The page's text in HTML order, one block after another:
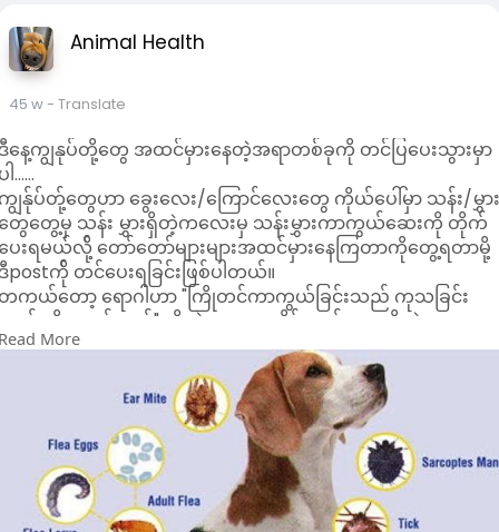
Bag, Charger, Original Box တို့ ပါမလာပါက စျေးနှုန်း
ခိုက်နိုင်တယ်။
🛡️ Warranty / Guarantee
က သက်တမ်းအနည်းဆုံး တစ်လခန့် အာမခံပေးနိုင်သလား
💰 စျေးနှုန်း ကို Compare လုပ်ပါ
Marketplace, Shop, Page များနဲ့ နှိုင်းယှဉ်ပြီး များစွာ
က် မစျေးကြီးအောင်စဉ်းစားပါ။
hand Laptop ဝယ်တဲ့အချိန်မှာ စျေးသာတယ်လို့ပဲ မ
းဖြတ်ကြပါနဲ့။ စွမ်းဆောင်ရည်၊ အသုံးခံမှု၊ အာမခံ စသည်ဖြင့်
ချက်တွေကို စုံစမ်းပြီးမှ ဝယ်သင့်ပါတယ်။
Animal Health
45 w- Translate
နေ့ကျွနုပ်တို့တွေ အထင်မှားနေတဲ့အရာတစ်ခုကို တင်ပြပေးသွားမှာ
ါ......
ျွန်ုပ်တ်ု့တွေဟာ ခွေးလေး/ကြောင်လေးတွေ ကိုယ်ပေါ်မှာ သန်း/မွှာ
ေတွေ့မှ သန်း မွှားရှိတဲ့ကလေးမှ သန်းမွှားကာကွယ်ဆေးကို တိုက်
ေးရမယ်လ်ို့ တော်တော်များများအထင်မှားနေကြတာကိုတွေ့ရတာမို့
postက်ို တင်ပေးရခြင်းဖြစ်ပါတယ်။
ကယ်တော့ ရောဂါဟာ "ကြိုတင်ကာကွယ်ခြင်းသည် ကုသခြင်း
က် ထိရောက်သည်" ဆိုတဲ့စကားအတိုင်း သန်းမွှားမရှိတဲ့ကလေး
ေ ရှိမလာရလေအောင် ကြိုတင်ကာကွယ်သည့်အနေနဲ့ သန်းမွှား
ာကွယ်ဆေးကို တိုက်ပေးသွားရမှာဖြစ်ပါတယ်။
ပီးသားကလေးတွေလည်း ထပ်ပီးမပွားများလာအောင် တိုက်ပေးရ
န်းမွှားကိုက်ခံရခြင်းကြောင့် ချက်ချင်းမသေစေနိုင်ပေမယ့်လည်း
ောဂါဖြစ်လာစေနိုင်ပါတယ်။ ရောဂါပိုးဟာ ခန္ဓာကိုယ်အတွင်းရှိ
ေးကြောဆဲလ်တွေ သွေးနီဥတွေကို တိုက်ဖျက်ပီး အချိန်ကြာလာ
ည်နှင့်အမျှ ရောဂါပိုးရှိကလေးဟာ သွေးအာနည်းလာပီး အသက်
More